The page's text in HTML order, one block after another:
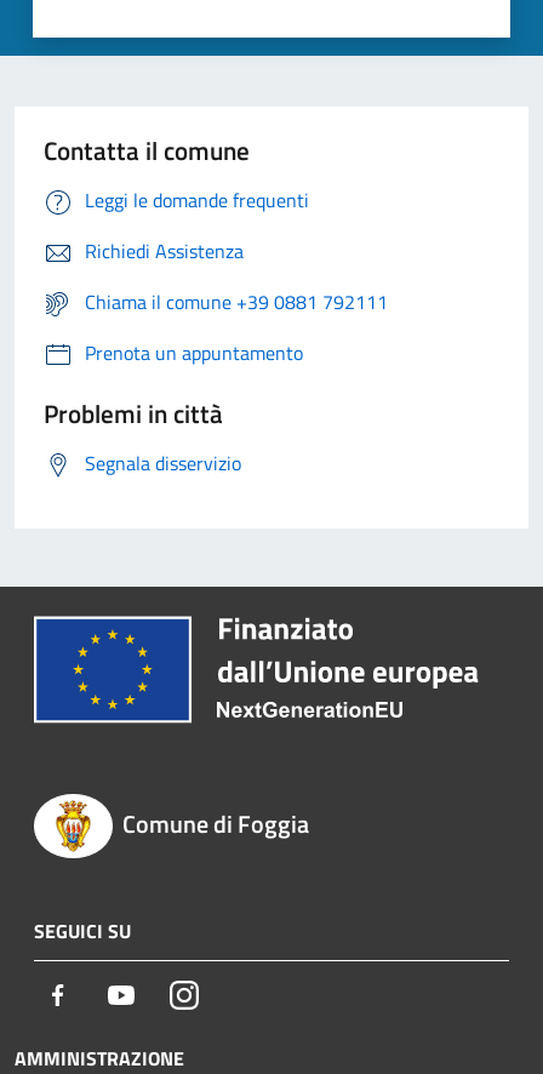
Contatta il comune
Leggi le domande frequenti
Richiedi Assistenza
Chiama il comune +39 0881 792111
Prenota un appuntamento
Problemi in città
Segnala disservizio
Comune di Foggia
SEGUICI SU
Facebook YoutubeInstagram
AMMINISTRAZIONE